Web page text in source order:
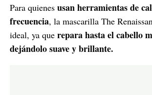
Para quienes usan herramientas de
frecuencia, la mascarilla The
ideal, ya que repara hasta el cabello
dejándolo suave y brillante.